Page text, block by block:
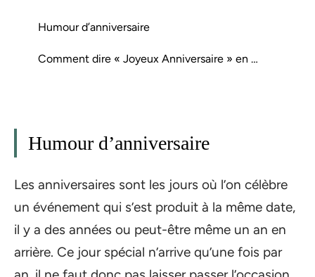
Humour d’anniversaire
Comment dire « Joyeux Anniversaire » en …
Humour d’anniversaire
Les anniversaires sont les jours où l’on célèbre
un événement qui s’est produit à la même date,
il y a des années ou peut-être même un an en
arrière. Ce jour spécial n’arrive qu’une fois par